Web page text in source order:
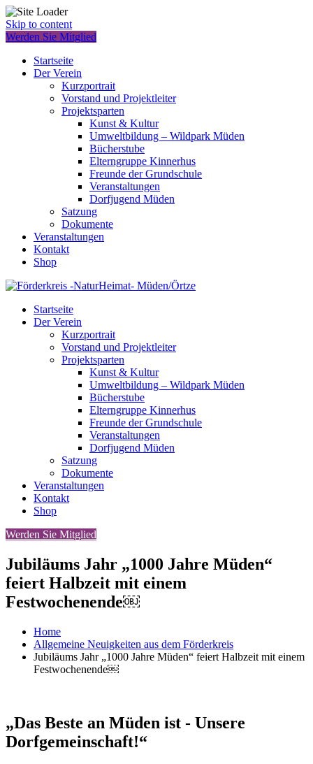
Skip to content
Werden Sie Mitglied
Startseite
Der Verein
Kurzportrait
Vorstand und Projektleiter
Projektsparten
Kunst & Kultur
Umweltbildung – Wildpark Müden
Bücherstube
Elterngruppe Kinnerhus
Freunde der Grundschule
Veranstaltungen
Dorfjugend Müden
Satzung
Dokumente
Veranstaltungen
Kontakt
Shop
Startseite
Der Verein
Kurzportrait
Vorstand und Projektleiter
Projektsparten
Kunst & Kultur
Umweltbildung – Wildpark Müden
Bücherstube
Elterngruppe Kinnerhus
Freunde der Grundschule
Veranstaltungen
Dorfjugend Müden
Satzung
Dokumente
Veranstaltungen
Kontakt
Shop
Werden Sie Mitglied
Jubiläums Jahr „1000 Jahre Müden“
feiert Halbzeit mit einem
Festwochenende￼
Home
Allgemeine Neuigkeiten aus dem Förderkreis
Jubiläums Jahr „1000 Jahre Müden“ feiert Halbzeit mit einem
Festwochenende￼
„Das Beste an Müden ist - Unsere
Dorfgemeinschaft!“